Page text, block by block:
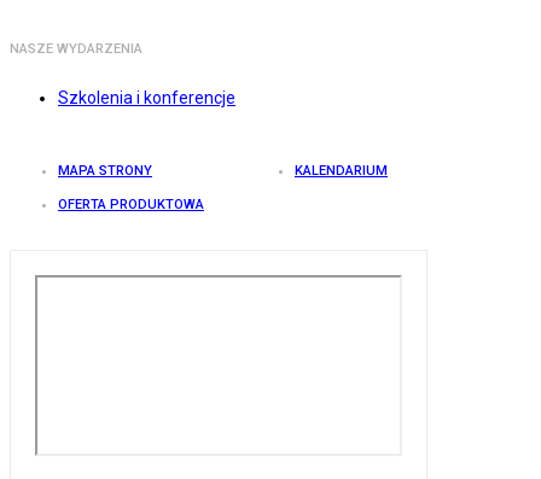
NASZE WYDARZENIA
Szkolenia i konferencje
MAPA STRONY KALENDARIUM
OFERTA PRODUKTOWA